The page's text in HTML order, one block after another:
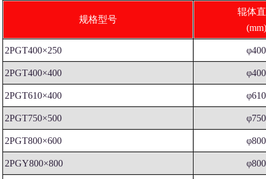
规格型号
辊体
(mm)
2PGT400×250 φ400
2PGT400×400 φ400
2PGT610×400 φ610
2PGT750×500 φ750
2PGT800×600 φ800
2PGY800×800 φ800